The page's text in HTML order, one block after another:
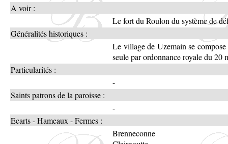
A voir :
Le fort du Roulon du système de
Généralités historiques :
Le village de Uzemain se
seule par ordonnance royale du 20
Particularités :
-
Saints patrons de la paroisse :
-
Ecarts - Hameaux - Fermes :
Brenneconne